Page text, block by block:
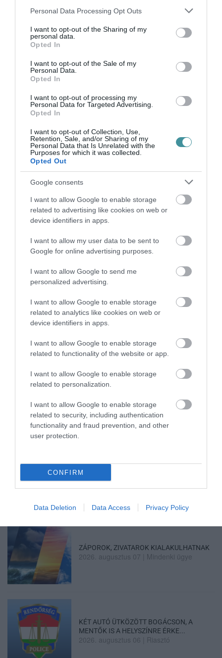
Please note that this website/app uses one or more Google
not limited to your visit or usage behaviour. You may click to
grant or deny consent to Google and its third-party tags to
use your data for below specified purposes in below Google
consent section.
Personal Data Processing Opt Outs
I want to opt-out of the Sharing of my
personal data.
Opted In
I want to opt-out of the Sale of my
Personal Data.
Opted In
I want to opt-out of processing my
Personal Data for Targeted Advertising.
Opted In
I want to opt-out of Collection, Use,
Retention, Sale, and/or Sharing of my
Personal Data that Is Unrelated with the
Purposes for which it was collected.
Opted Out
Google consents
I want to allow Google to enable storage
related to advertising like cookies on web or
device identifiers in apps.
I want to allow my user data to be sent to
Google for online advertising purposes.
I want to allow Google to send me
personalized advertising.
I want to allow Google to enable storage
related to analytics like cookies on web or
device identifiers in apps.
I want to allow Google to enable storage
related to functionality of the website or app.
I want to allow Google to enable storage
related to personalization.
I want to allow Google to enable storage
related to security, including authentication
functionality and fraud prevention, and other
user protection.
CONFIRM
Data Deletion Data Access Privacy Policy
Legfrissebb híreink
TANULJ NÉMETÜL OTTHONRÓL: A
DIGITÁLIS TANULÁS ELŐNYEI
LEÁLLÍTOTT SZOLGÁLTATÁSOK AZ EGRI...
2026. augusztus 07|Eger ügye
TÍZ ÉVE NEM VOLT ILYEN ALACSONY AZ
INFLÁCIÓ MAGYARORSZÁGON
2026. augusztus 07
MINDHÁROM ÜTEMBEN DOLGOZNAK A 25-
2026. augusztus 07|Eger ügye
HALMENTÉS SZARVASKŐNÉL: ŐSHONOS
ÉS VÉDETT HALAKAT MENTETT...
2026. augusztus 07
ZÁPOROK, ZIVATAROK KIALAKULHATNAK
2026. augusztus 07 Mindenki ügye
KÉT AUTÓ ÜTKÖZÖTT BOGÁCSON, A
MENTŐK IS A HELYSZÍNRE ÉRKE...
2026. augusztus 06 Riasztó